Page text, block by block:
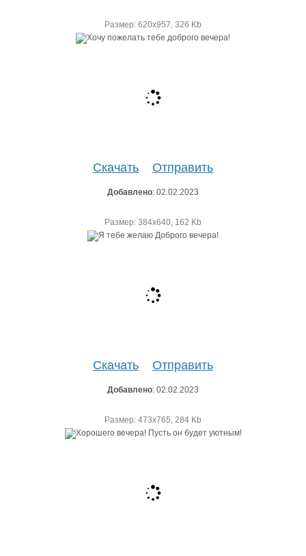
Размер: 620х957, 326 Kb
Скачать Отправить
Добавлено: 02.02.2023
Размер: 384х640, 162 Kb
Скачать Отправить
Добавлено: 02.02.2023
Размер: 473х765, 284 Kb